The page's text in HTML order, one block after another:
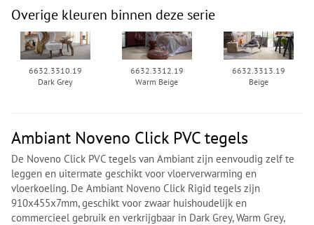
Overige kleuren binnen deze serie
6632.3310.19
Dark Grey
6632.3312.19
Warm Beige
6632.3313.19
Beige
Ambiant Noveno Click PVC tegels
De Noveno Click PVC tegels van Ambiant zijn eenvoudig zelf te
leggen en uitermate geschikt voor vloerverwarming en
vloerkoeling. De Ambiant Noveno Click Rigid tegels zijn
910x455x7mm, geschikt voor zwaar huishoudelijk en
commercieel gebruik en verkrijgbaar in Dark Grey, Warm Grey,